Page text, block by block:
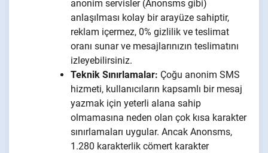
anonim servisler (Anonsms gibi)
anlaşılması kolay bir arayüze sahiptir,
reklam içermez, 0% gizlilik ve teslimat
oranı sunar ve mesajlarınızın teslimatını
izleyebilirsiniz.
Teknik Sınırlamalar: Çoğu anonim SMS
hizmeti, kullanıcıların kapsamlı bir mesaj
yazmak için yeterli alana sahip
olmamasına neden olan çok kısa karakter
sınırlamaları uygular. Ancak Anonsms,
1.280 karakterlik cömert karakter